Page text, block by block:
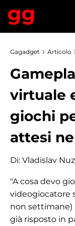
Gagadget Articolo
virtuale
giochi
attesi
Di: Vladislav
"A cosa devo
videogiocatore
non settimane)
già risposto in